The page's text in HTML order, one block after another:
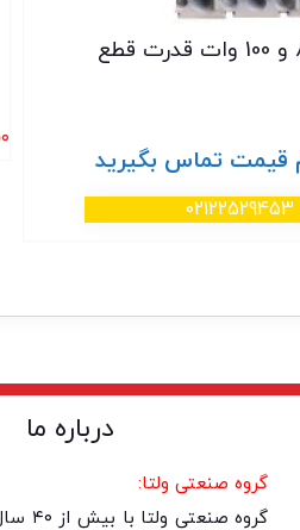
کلید اتوماتیک 80 و 100 وات قدرت قطع
قیمت تماس بگیرید
درباره ما
گروه صنعتی ولتا:
گروه